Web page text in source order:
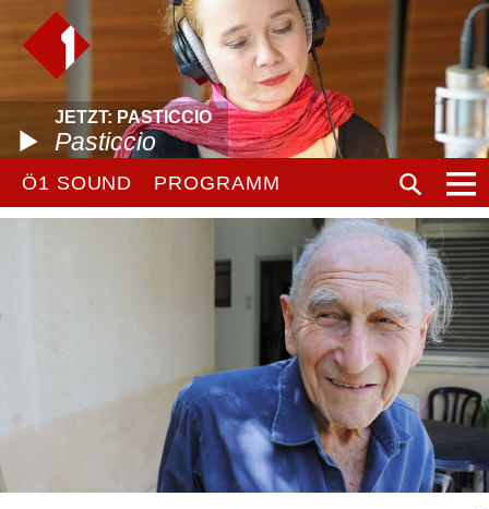
JETZT: PASTICCIO
Pasticcio
Ö1 SOUND PROGRAMM